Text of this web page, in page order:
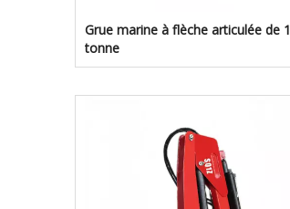
Grue marine à flèche articulée de 1
tonne